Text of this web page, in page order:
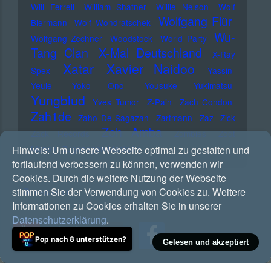
Will Ferrell
William Shatner Willie Nelson
Wolf
Biermann
Wolf Wondratschek Wolfgang Flür
Wolfgang Zechner Woodstock World Party
Wu-
Tang Clan
X-Mal Deutschland
X-Ray
Spex
Xatar Xavier Naidoo
Yassin
Yeule
Yoko Ono Yousuke Yukimatsu
Yungblud Yves Tumor Z-Pain Zach Condon
Zah1de Zaho De Sagazan Zartmann Zaz Zick
Zack Records
Zoh Amba Zombies
Zoot
Money
Zugezogen Maskulin
RSS Feed
Hinweis: Um unsere Webseite optimal zu gestalten und
fortlaufend verbessern zu können, verwenden wir
Cookies. Durch die weitere Nutzung der Webseite
stimmen Sie der Verwendung von Cookies zu. Weitere
Informationen zu Cookies erhalten Sie in unserer
Datenschutzerklärung.
Gelesen und akzeptiert
Pop nach 8 unterstützen?